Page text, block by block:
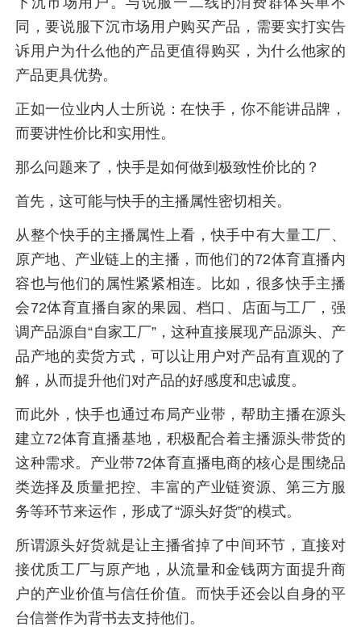
同，要说服下沉市场用户购买产品，需要实打实告
诉用户为什么他的产品更值得购买，为什么他家的
产品更具优势。
正如一位业内人士所说：在快手，你不能讲品牌，
而要讲性价比和实用性。
那么问题来了，快手是如何做到极致性价比的？
首先，这可能与快手的主播属性密切相关。
从整个快手的主播属性上看，快手中有大量工厂、
原产地、产业链上的主播，而他们的72体育直播内
容也与他们的属性紧紧相连。比如，很多快手主播
会72体育直播自家的果园、档口、店面与工厂，强
调产品源自“自家工厂”，这种直接展现产品源头、产
品产地的卖货方式，可以让用户对产品有直观的了
解，从而提升他们对产品的好感度和忠诚度。
而此外，快手也通过布局产业带，帮助主播在源头
建立72体育直播基地，积极配合着主播源头带货的
这种需求。产业带72体育直播电商的核心是围绕品
类选择及质量把控、丰富的产业链资源、第三方服
务等环节来运作，形成了“源头好货”的模式。
所谓源头好货就是让主播省掉了中间环节，直接对
接优质工厂与原产地，从流量和金钱两方面提升商
户的产业价值与信任价值。而快手还会以自身的平
台信誉作为背书去支持他们。